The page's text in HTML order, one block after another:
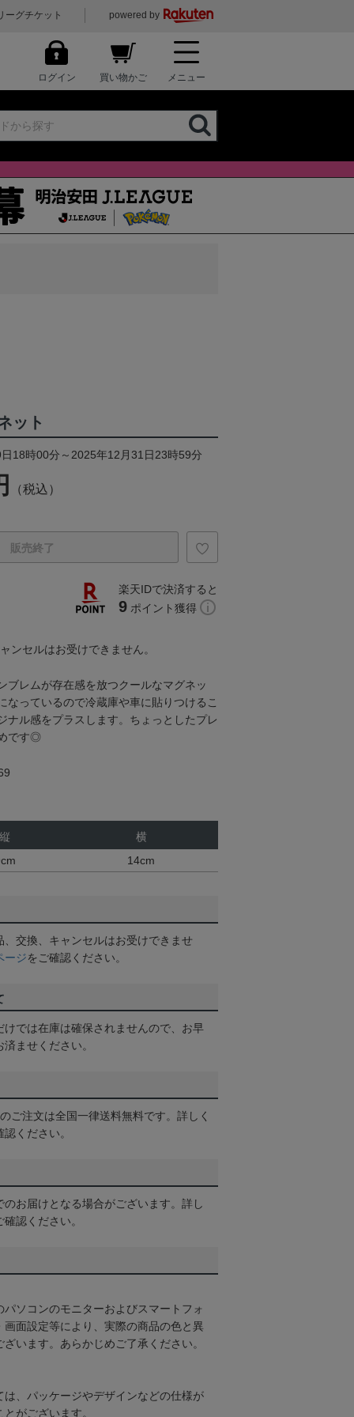
ーグチケット powered by
ログイン 買い物かご メニュー
ット
18時00分～2025年12月31日23時59分
（税込）
販売終了
楽天IDで決済すると
9 ポイント獲得
ンセルはお受けできません。
ブレムが存在感を放つクールなマグネッ
なっているので冷蔵庫や車に貼りつけるこ
ナル感をプラスします。ちょっとしたプレ
です◎
縦
横
14cm
交換、キャンセルはお受けできませ
ージをご確認ください。
けでは在庫は確保されませんので、お早
ませください。
ご注文は全国一律送料無料です。詳しく
認ください。
お届けとなる場合がございます。詳し
確認ください。
ソコンのモニターおよびスマートフォ
画面設定等により、実際の商品の色と異
います。あらかじめご了承ください。
は、パッケージやデザインなどの仕様が
がございます。